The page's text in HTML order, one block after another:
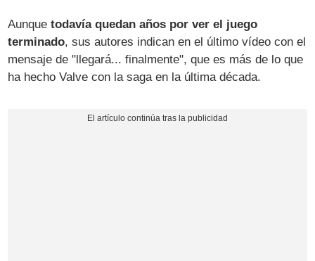
Aunquetodavía quedan años por ver el juego
terminado, sus autores indican en el último vídeo con el
mensaje de "llegará... finalmente", que es más de lo que
ha hecho Valve con la saga en la última década.